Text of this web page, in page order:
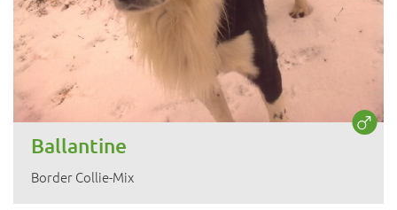
Ballantine
Border Collie-Mix